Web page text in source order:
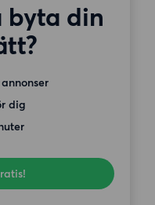
byta din
dig